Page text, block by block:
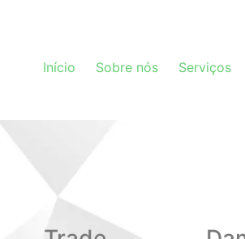
Início
Sobre nós Serviços